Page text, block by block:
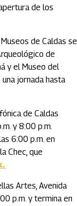
de los
de Caldas se
de
y el Museo del
jornada hasta
de Caldas
y 8:00 p.m.
6:00 p.m. en
Chec, que
Artes, Avenida
p.m. y termina en